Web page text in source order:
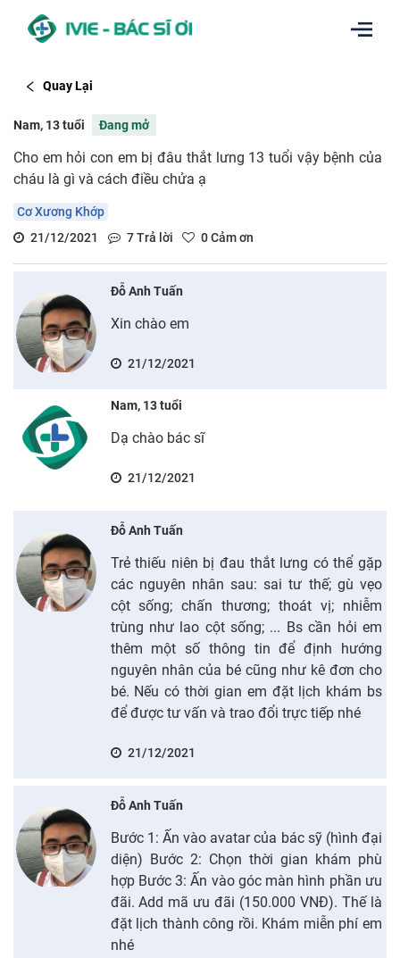
Quay Lại
Nam, 13 tuổi Đang mở
Cho em hỏi con em bị đâu thắt lưng 13 tuổi vậy bệnh của
cháu là gì và cách điều chửa ạ
Cơ Xương Khớp
21/12/2021
7Trả lời 0Cảm ơn
Đỗ Anh Tuấn
Xin chào em
21/12/2021
Nam, 13 tuổi
Dạ chào bác sĩ
21/12/2021
Đỗ Anh Tuấn
Trẻ thiếu niên bị đau thắt lưng có thể gặp
các nguyên nhân sau: sai tư thế; gù vẹo
cột sống; chấn thương; thoát vị; nhiễm
trùng như lao cột sống; ... Bs cần hỏi em
thêm một số thông tin để định hướng
nguyên nhân của bé cũng như kê đơn cho
bé. Nếu có thời gian em đặt lịch khám bs
để được tư vấn và trao đổi trực tiếp nhé
21/12/2021
Đỗ Anh Tuấn
Bước 1: Ấn vào avatar của bác sỹ (hình đại
diện) Bước 2: Chọn thời gian khám phù
hợp Bước 3: Ấn vào góc màn hình phần ưu
đãi. Add mã ưu đãi (150.000 VNĐ). Thế là
đặt lịch thành công rồi. Khám miễn phí em
nhé